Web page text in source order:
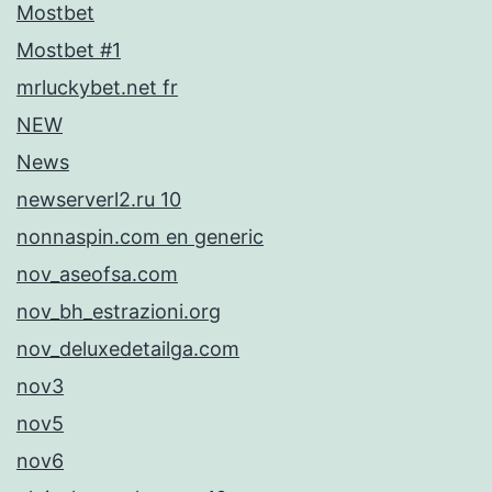
Mostbet
Mostbet #1
mrluckybet.net fr
NEW
News
newserverl2.ru 10
nonnaspin.com en generic
nov_aseofsa.com
nov_bh_estrazioni.org
nov_deluxedetailga.com
nov3
nov5
nov6